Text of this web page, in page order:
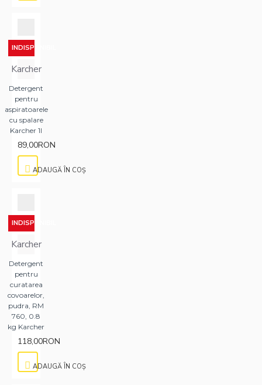
INDISPONIBIL
Karcher
Detergent
pentru
aspiratoarele
cu spalare
Karcher 1l
89,00RON
ADAUGĂ ÎN COŞ
INDISPONIBIL
Karcher
Detergent
pentru
curatarea
covoarelor,
pudra, RM
760, 0.8
kg Karcher
118,00RON
ADAUGĂ ÎN COŞ